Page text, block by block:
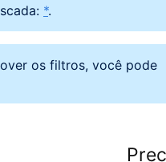
*.
os filtros, você pode